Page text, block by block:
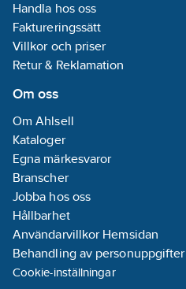
Handla hos oss
Faktureringssätt
Villkor och priser
Retur & Reklamation
Om oss
Om Ahlsell
Kataloger
Egna märkesvaror
Branscher
Jobba hos oss
Hållbarhet
Användarvillkor Hemsidan
Behandling av personuppgifter
Cookie-inställningar